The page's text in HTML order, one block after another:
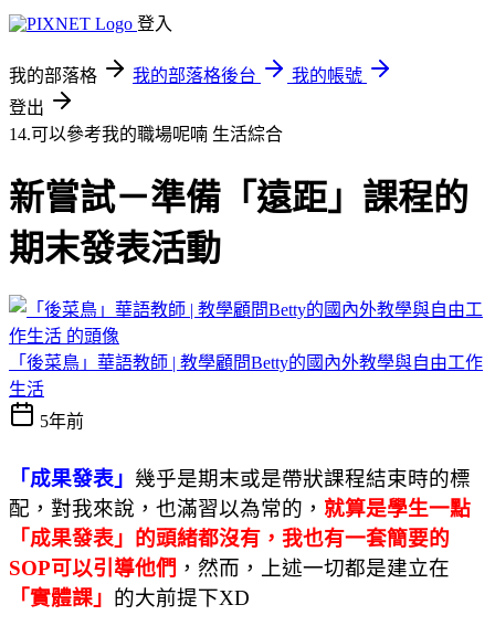
登入
我的部落格 我的部落格後台
我的帳號
登出
14.可以參考我的職場呢喃 生活綜合
新嘗試－準備「遠距」課程的
期末發表活動
「後菜鳥」華語教師 | 教學顧問Betty的國內外教學與自由工作
生活
5年前
「成果發表」 幾乎是期末或是帶狀課程結束時的標
配，對我來說，也滿習以為常的， 就算是學生一點
「成果發表」的頭緒都沒有，我也有一套簡要的
SOP可以引導他們 ，然而，上述一切都是建立在
「實體課」 的大前提下XD